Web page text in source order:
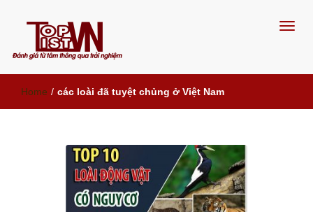
Đánh giá từ tâm, thông qua trải
nghiệm
Home / các loài đã tuyệt chủng ở Việt Nam